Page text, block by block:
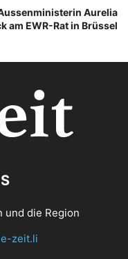
Aurelia
am EWR-Rat in Brüssel
und die Region
zeit.li